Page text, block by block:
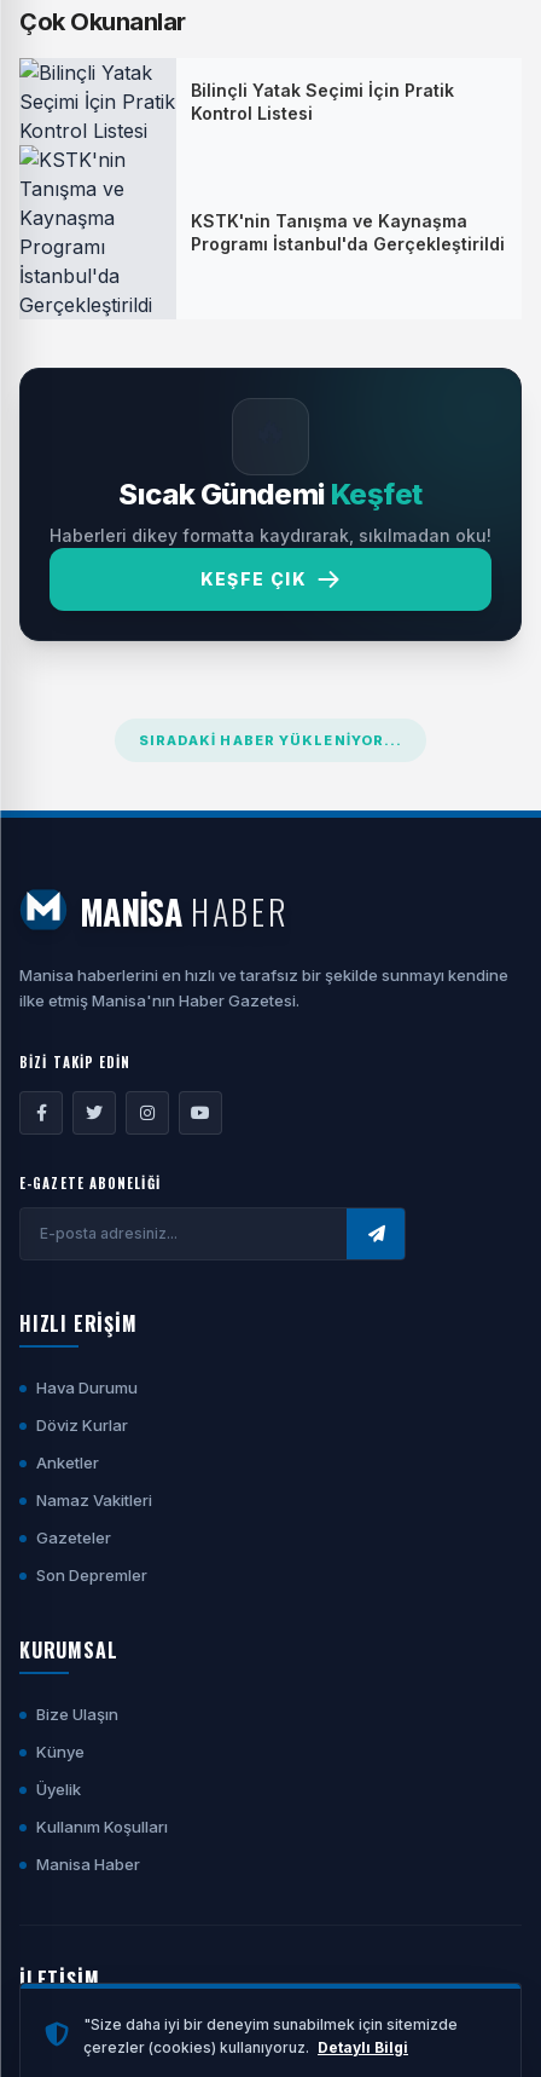
Çok Okunanlar
Bilinçli Yatak Seçimi İçin Pratik
Kontrol Listesi
KSTK'nin Tanışma ve Kaynaşma
Programı İstanbul'da Gerçekleştirildi
Sıcak Gündemi Keşfet
Haberleri dikey formatta kaydırarak, sıkılmadan oku!
KEŞFE ÇIK
SIRADAKI HABER YÜKLENIYOR...
MANİSA HABER
Manisa haberlerini en hızlı ve tarafsız bir şekilde sunmayı kendine
ilke etmiş Manisa'nın Haber Gazetesi.
BİZİ TAKİP EDİN
E-GAZETE ABONELİĞİ
HIZLI ERİŞİM
Hava Durumu
Döviz Kurlar
Anketler
Namaz Vakitleri
Gazeteler
Son Depremler
KURUMSAL
Bize Ulaşın
Künye
Üyelik
Kullanım Koşulları
Manisa Haber
İLETİŞİM
E-POSTA ADRESI
"Size daha iyi bir deneyim sunabilmek için sitemizde
çerezler (cookies) kullanıyoruz. Detaylı Bilgi